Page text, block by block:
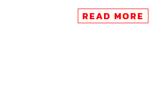
THE STANDARD WEALTH
READ MORE